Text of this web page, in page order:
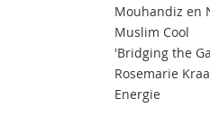
Mouhandiz en
Muslim Cool
'Bridging the
Rosemarie
Energie